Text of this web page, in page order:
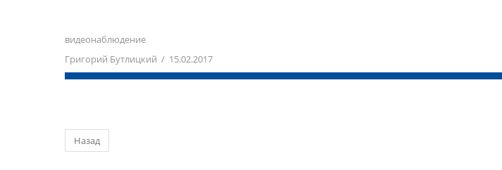
видеонаблюдение
Григорий Бутлицкий / 15.02.2017
Назад